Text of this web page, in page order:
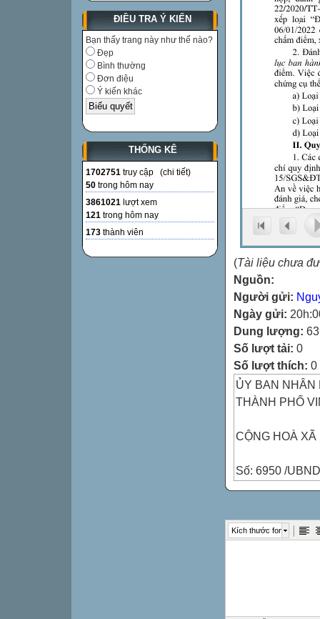
ĐIỀU TRA Ý KIẾN
Bạn thấy trang này như thế nào?
Đẹp
Bình thường
Đơn điệu
Ý kiến khác
THỐNG KÊ
1702751 truy cập (chi tiết)
50 trong hôm nay
3861021 lượt xem
121 trong hôm nay
173 thành viên
(Tài liệu chưa
Nguồn:
Người gửi:
Ngày gửi:
Dung lượng:
Số lượt tải: 0
Số lượt thích: 0
ỦY BAN NHÂN
THÀNH PHỐ
CỘNG HOÀ XÃ
Số: 6950 /
Độc lập - Tự do
Kích thước font